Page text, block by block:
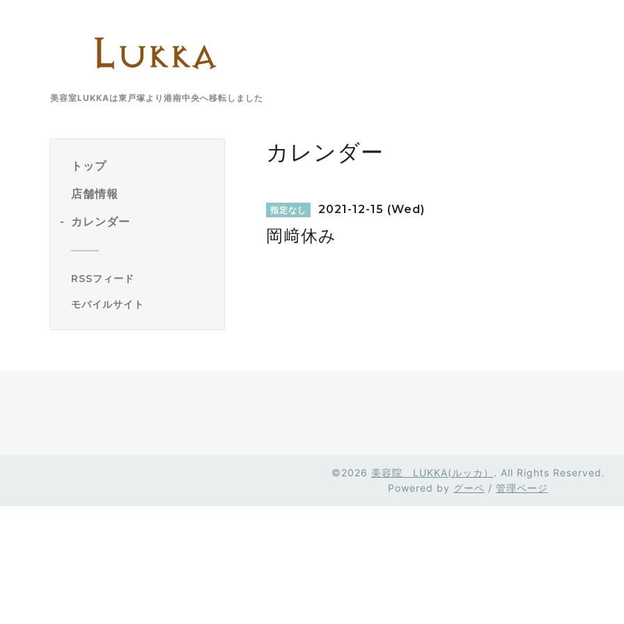
美容室LUKKAは東戸塚より港南中央へ移転しました
トップ
店舗情報
カレンダー
RSSフィード
モバイルサイト
カレンダー
指定なし 2021-12-15 (Wed)
岡﨑休み
©2026 美容院 LUKKA(ルッカ） . All Rights Reserved.
Powered by グーペ / 管理ページ